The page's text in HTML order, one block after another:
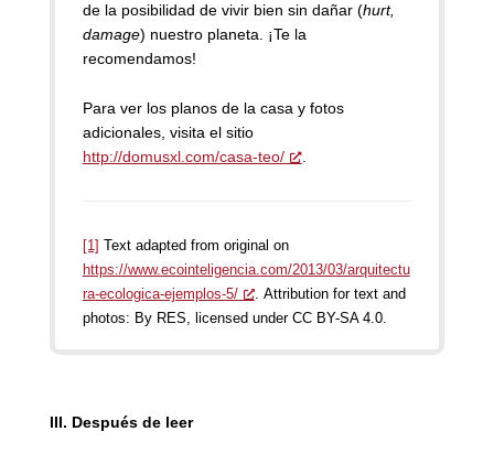
de la posibilidad de vivir bien sin dañar (hurt,
damage) nuestro planeta. ¡Te la
recomendamos!
Para ver los planos de la casa y fotos
adicionales, visita el sitio
http://domusxl.com/casa-teo/
.
[1] Text adapted from original on
https://www.ecointeligencia.com/2013/03/arquitectu
ra-ecologica-ejemplos-5/
. Attribution for text and
photos: By RES, licensed under CC BY-SA 4.0.
III. Después de leer